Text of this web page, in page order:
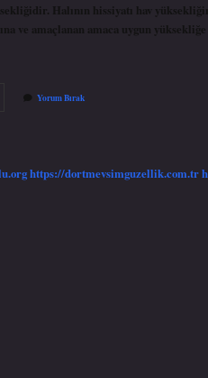
Halının hissiyatı hav
ve amaçlanan amaca uygun
Yorum Bırak
https://dortmevsimguzellik.com.tr